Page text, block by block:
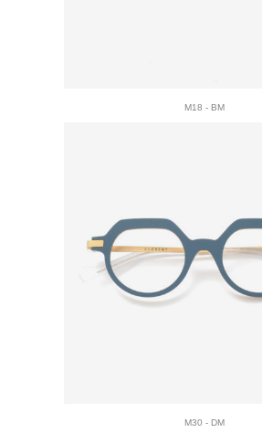
M18 - BM
M30 - DM